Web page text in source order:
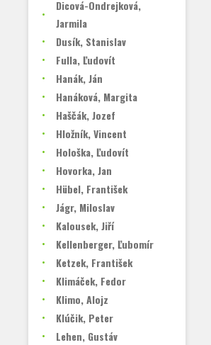
Dicová-Ondrejková,
Jarmila
Dusík, Stanislav
Fulla, Ľudovít
Hanák, Ján
Hanáková, Margita
Haščák, Jozef
Hložník, Vincent
Hološka, Ľudovít
Hovorka, Jan
Hübel, František
Jágr, Miloslav
Kalousek, Jiří
Kellenberger, Ľubomír
Ketzek, František
Klimáček, Fedor
Klimo, Alojz
Klúčik, Peter
Lehen, Gustáv